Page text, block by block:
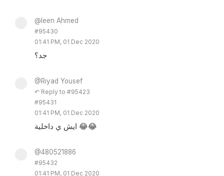
@leen Ahmed
#95430
01:41 PM, 01 Dec 2020
جد؟
@Riyad Yousef
↶ Reply to #95423
#95431
01:41 PM, 01 Dec 2020
ايش ي داخلية 😂😂
@480521886
#95432
01:41 PM, 01 Dec 2020